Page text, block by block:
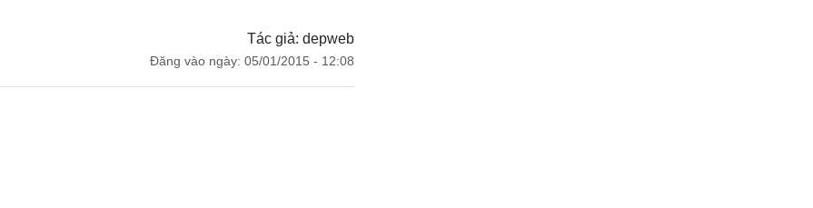
Tác giả: depweb
Đăng vào ngày: 05/01/2015 - 12:08